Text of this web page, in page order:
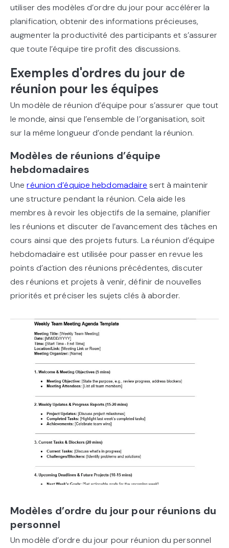
utiliser des modèles d’ordre du jour pour accélérer la
planification, obtenir des informations précieuses,
augmenter la productivité des participants et s’assurer
que toute l’équipe tire profit des discussions.
Exemples d'ordres du jour de
réunion pour les équipes
Un modèle de réunion d’équipe pour s’assurer que tout
le monde, ainsi que l’ensemble de l’organisation, soit
sur la même longueur d’onde pendant la réunion.
Modèles de réunions d’équipe
hebdomadaires
Uneréunion d’équipe hebdomadaire sert à maintenir
une structure pendant la réunion. Cela aide les
membres à revoir les objectifs de la semaine, planifier
les réunions et discuter de l’avancement des tâches en
cours ainsi que des projets futurs. La réunion d’équipe
hebdomadaire est utilisée pour passer en revue les
points d’action des réunions précédentes, discuter
des réunions et projets à venir, définir de nouvelles
priorités et préciser les sujets clés à aborder.
Modèles d’ordre du jour pour réunions du
personnel
Un modèle d’ordre du jour pour réunion du personnel